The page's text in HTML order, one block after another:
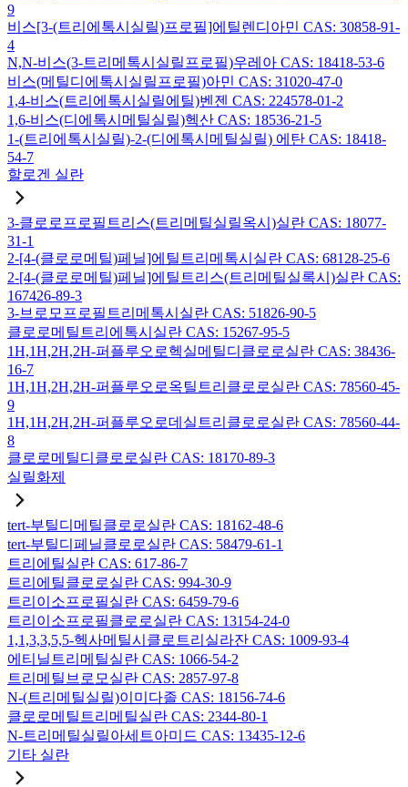
9
비스[3-(트리에톡시실릴)프로필]에틸렌디아민 CAS: 30858-91-
4
N,N-비스(3-트리메톡시실릴프로필)우레아 CAS: 18418-53-6
비스(메틸디에톡시실릴프로필)아민 CAS: 31020-47-0
1,4-비스(트리에톡시실릴에틸)벤젠 CAS: 224578-01-2
1,6-비스(디에톡시메틸실릴)헥산 CAS: 18536-21-5
1-(트리에톡시실릴)-2-(디에톡시메틸실릴) 에탄 CAS: 18418-
54-7
할로겐 실란
3-클로로프로필트리스(트리메틸실릴옥시)실란 CAS: 18077-
31-1
2-[4-(클로로메틸)페닐]에틸트리메톡시실란 CAS: 68128-25-6
2-[4-(클로로메틸)페닐]에틸트리스(트리메틸실록시)실란 CAS:
167426-89-3
3-브로모프로필트리메톡시실란 CAS: 51826-90-5
클로로메틸트리에톡시실란 CAS: 15267-95-5
1H,1H,2H,2H-퍼플루오로헥실메틸디클로로실란 CAS: 38436-
16-7
1H,1H,2H,2H-퍼플루오로옥틸트리클로로실란 CAS: 78560-45-
9
1H,1H,2H,2H-퍼플루오로데실트리클로로실란 CAS: 78560-44-
8
클로로메틸디클로로실란 CAS: 18170-89-3
실릴화제
tert-부틸디메틸클로로실란 CAS: 18162-48-6
tert-부틸디페닐클로로실란 CAS: 58479-61-1
트리에틸실란 CAS: 617-86-7
트리에틸클로로실란 CAS: 994-30-9
트리이소프로필실란 CAS: 6459-79-6
트리이소프로필클로로실란 CAS: 13154-24-0
1,1,3,3,5,5-헥사메틸시클로트리실라잔 CAS: 1009-93-4
에티닐트리메틸실란 CAS: 1066-54-2
트리메틸브로모실란 CAS: 2857-97-8
N-(트리메틸실릴)이미다졸 CAS: 18156-74-6
클로로메틸트리메틸실란 CAS: 2344-80-1
N-트리메틸실릴아세트아미드 CAS: 13435-12-6
기타 실란